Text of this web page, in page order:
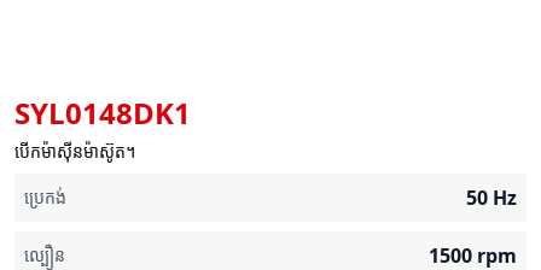
SYL0148DK1
បើកម៉ាស៊ីនម៉ាស៊ូត។
ប្រេកង់
50 Hz
ល្បឿន 1500 rpm